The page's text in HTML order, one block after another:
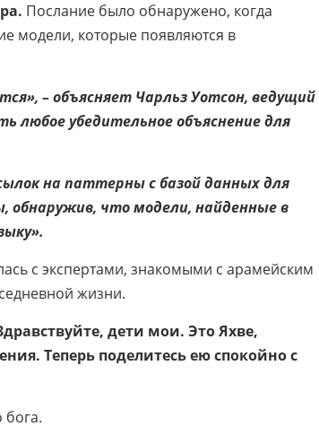
Послание было обнаружено, когда
модели, которые появляются в
– объясняет Чарльз Уотсон, ведущий
любое убедительное объяснение для
на паттерны с базой данных для
обнаружив, что модели, найденные в
с экспертами, знакомыми с арамейским
жизни.
дети мои. Это Яхве,
Теперь поделитесь ею спокойно с
бога.